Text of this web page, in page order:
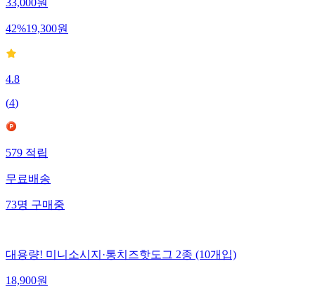
33,000원
42%19,300원
4.8
(4)
579적립
무료배송
73명구매중
대용량! 미니소시지·통치즈핫도그 2종 (10개입)
18,900원